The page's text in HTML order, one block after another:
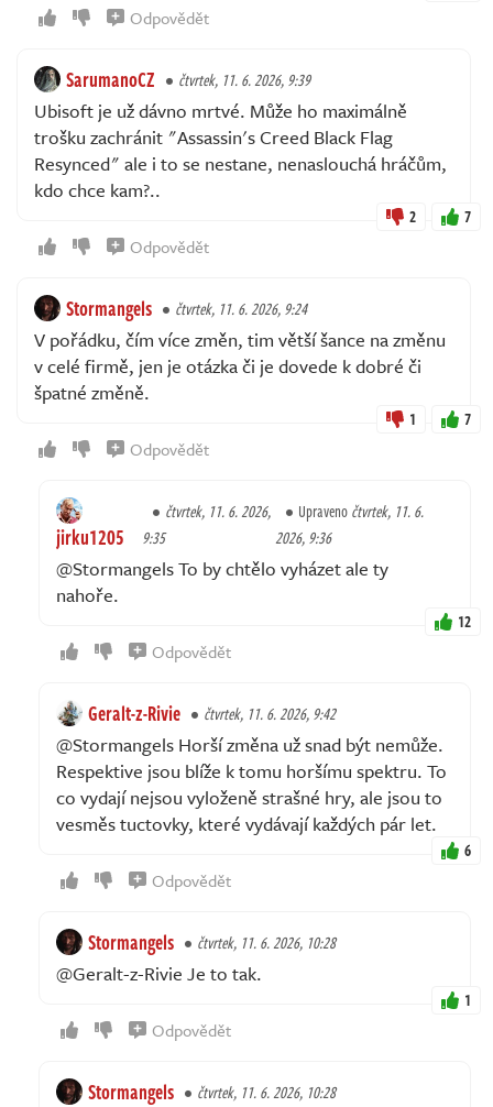
Odpovědět
SarumanoCZ čtvrtek, 11. 6. 2026, 9:39
Ubisoft je už dávno mrtvé. Může ho maximálně
trošku zachránit "Assassin's Creed Black Flag
Resynced" ale i to se nestane, nenaslouchá hráčům,
kdo chce kam?..
2 7
Odpovědět
Stormangels čtvrtek, 11. 6. 2026, 9:24
V pořádku, čím více změn, tim větší šance na změnu
v celé firmě, jen je otázka či je dovede k dobré či
špatné změně.
1 7
Odpovědět
jirku1205
čtvrtek, 11. 6. 2026,
9:35
Upravenočtvrtek, 11. 6.
2026, 9:36
@Stormangels To by chtělo vyházet ale ty
nahoře.
12
Odpovědět
Geralt-z-Rivie čtvrtek, 11. 6. 2026, 9:42
@Stormangels Horší změna už snad být nemůže.
Respektive jsou blíže k tomu horšímu spektru. To
co vydají nejsou vyloženě strašné hry, ale jsou to
vesměs tuctovky, které vydávají každých pár let.
6
Odpovědět
Stormangels čtvrtek, 11. 6. 2026, 10:28
@Geralt-z-Rivie Je to tak.
1
Odpovědět
Stormangels čtvrtek, 11. 6. 2026, 10:28